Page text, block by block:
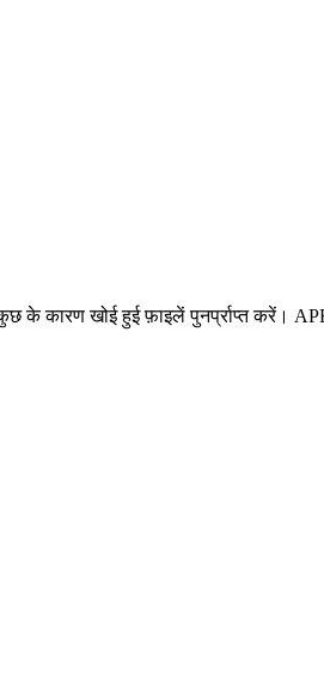
कारण खोई हुई फ़ाइलें पुनर्प्राप्त करें।